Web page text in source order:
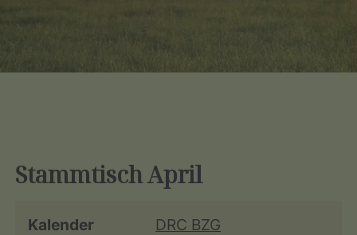
Stammtisch April
Kalender
DRC BZG